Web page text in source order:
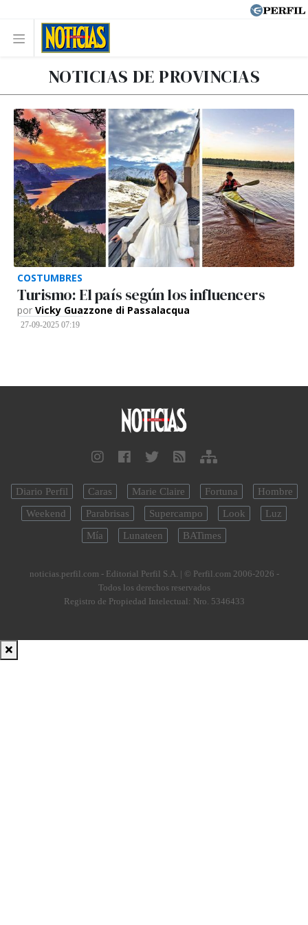
NOTICIAS DE PROVINCIAS
COSTUMBRES
Turismo: El país según los influencers
por Vicky Guazzone di Passalacqua
27-09-2025 07:19
Diario Perfil Caras Marie Claire Fortuna
Hombre
Weekend
Parabrisas Supercampo Look
Luz
Mía
Lunateen BATimes
noticias.perfil.com - Editorial Perfil S.A. | © Perfil.com 2006-2026 -
Todos los derechos reservados
Registro de Propiedad Intelectual: Nro. 5346433